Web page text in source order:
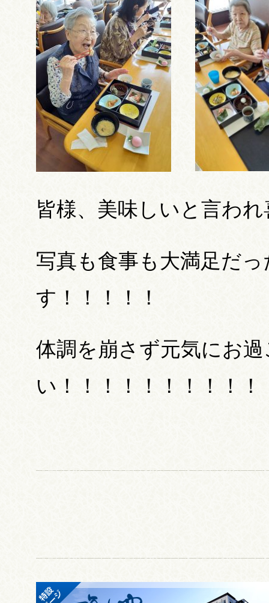
皆様、美味しいと言わ
写真も食事も大満足だ
す！！！！！
体調を崩さず元気にお
い！！！！！！！！！！